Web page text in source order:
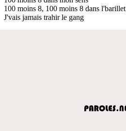
100 moins 8, 100 moins 8 dans l'barillet
J'vais jamais trahir le gang